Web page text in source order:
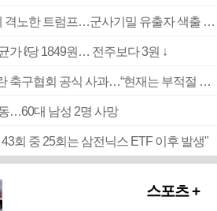
‘탄약 부족 사태’ 보도에 격노한 트럼프…군사기밀 유출자 색출 지시
가 ℓ당 1849원… 전주보다 3원 ↓
[속보] ‘심판 성접대’ 논란 축구협회 공식 사과…“현재는 부적절 행위 없어”
…60대 남성 2명 사망
회 중 25회는 삼전닉스 ETF 이후 발생"
스포츠 +